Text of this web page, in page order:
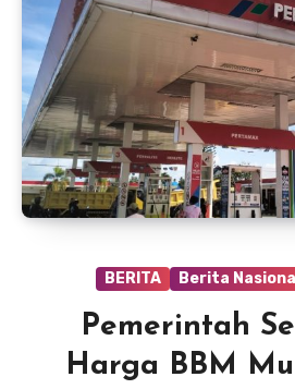
BERITA Berita
Pemerintah
Harga BBM